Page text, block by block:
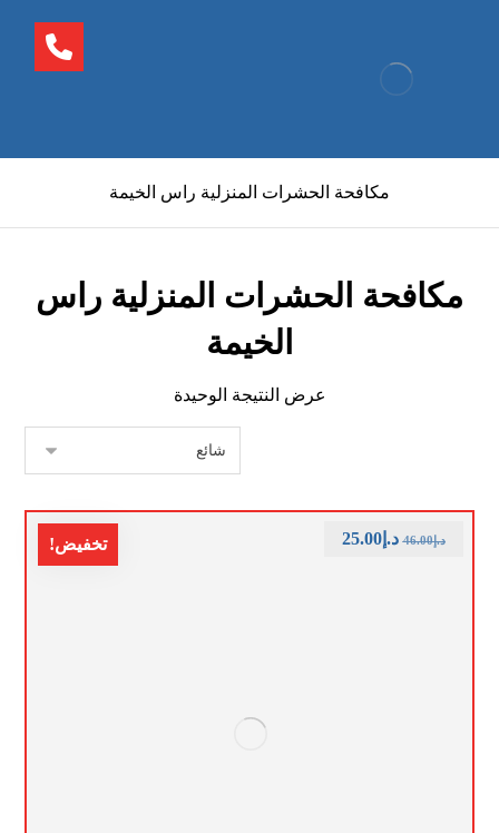
مكافحة الحشرات المنزلية راس الخيمة
مكافحة الحشرات المنزلية راس
الخيمة
عرض النتيجة الوحيدة
تخفيض! د.إ46.00 د.إ25.00